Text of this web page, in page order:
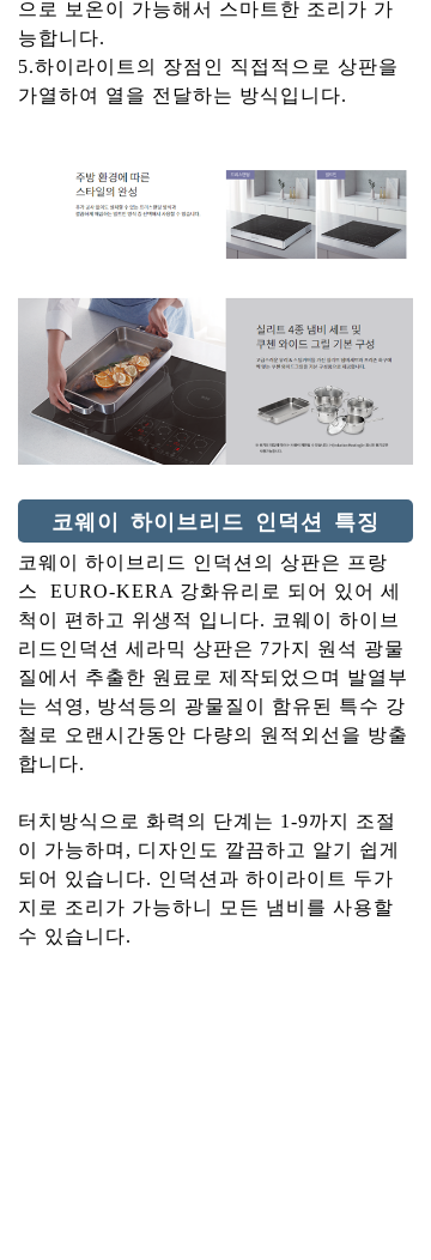
으로 보온이 가능해서 스마트한 조리가 가
능합니다.
5.하이라이트의 장점인 직접적으로 상판을
가열하여 열을 전달하는 방식입니다.
코웨이 하이브리드 인덕션 특징
코웨이 하이브리드 인덕션의 상판은 프랑
스 EURO-KERA 강화유리로 되어 있어 세
척이 편하고 위생적 입니다. 코웨이 하이브
리드인덕션 세라믹 상판은 7가지 원석 광물
질에서 추출한 원료로 제작되었으며 발열부
는 석영, 방석등의 광물질이 함유된 특수 강
철로 오랜시간동안 다량의 원적외선을 방출
합니다.
터치방식으로 화력의 단계는 1-9까지 조절
이 가능하며, 디자인도 깔끔하고 알기 쉽게
되어 있습니다. 인덕션과 하이라이트 두가
지로 조리가 가능하니 모든 냄비를 사용할
수 있습니다.